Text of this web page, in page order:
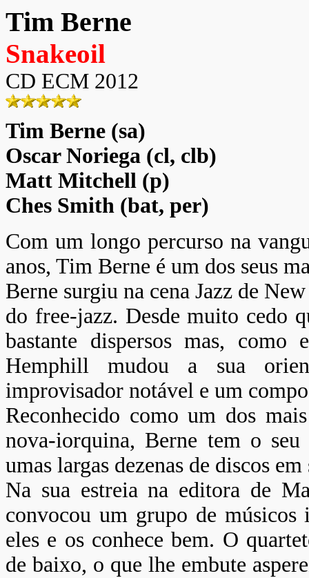
Tim Berne
Snakeoil
CD ECM 2012
Tim Berne (sa)
Oscar Noriega (cl, clb)
Matt Mitchell (p)
Ches Smith (bat, per)
Com um longo percurso na
anos, Tim Berne é um dos seus
Berne surgiu na cena Jazz de
do free-jazz. Desde muito cedo
bastante dispersos mas,
Hemphill mudou a sua
improvisador notável e um
Reconhecido como um dos
nova-iorquina, Berne tem o
umas largas dezenas de discos
Na sua estreia na editora de
convocou um grupo de músicos
eles e os conhece bem. O
de baixo, o que lhe embute